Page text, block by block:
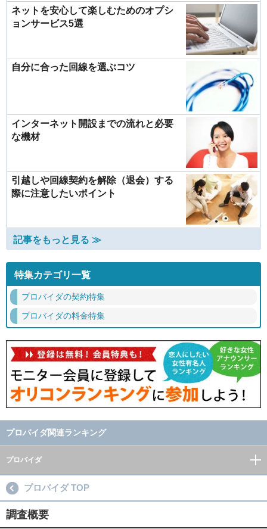
ネットを安心して楽しむためのオプシ
ョンサービス5選
自分に合った回線を選ぶコツ
インターネット開設までの流れと必要
な機材
引越しや回線契約を解除（退会）する
際に注意したいポイント
記事をもっと見る ≫
特集カテゴリ一覧
プロバイダの契約特集
プロバイダの料金特集
プロバイダ関連ランキング
プロバイダ
プロバイダ TOP
調査概要